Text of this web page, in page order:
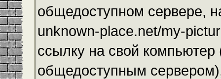
общедоступном сервере,
unknown-place.net/my-
ссылку на свой компьютер
общедоступным